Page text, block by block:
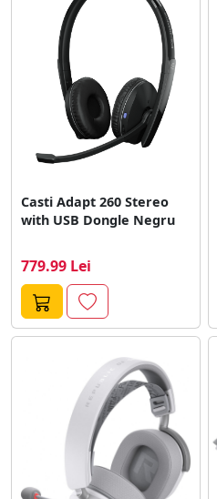
Casti Adapt 260 Stereo
with USB Dongle Negru
779.99 Lei